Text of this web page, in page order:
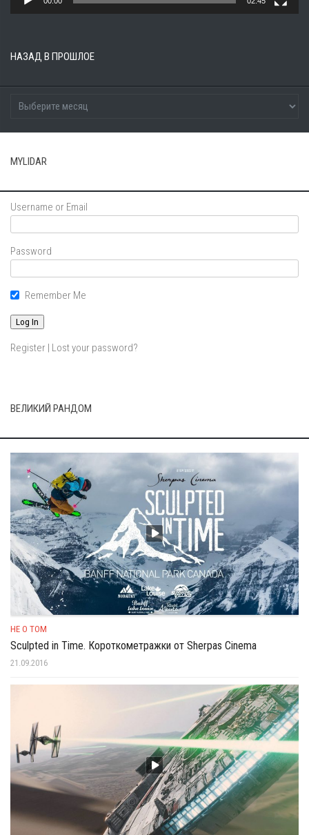
НАЗАД В ПРОШЛОЕ
MYLIDAR
Username or Email
Password
Remember Me
Register | Lost your password?
ВЕЛИКИЙ РАНДОМ
НЕ О ТОМ
Sculpted in Time. Короткометражки от Sherpas Cinema
21.09.2016